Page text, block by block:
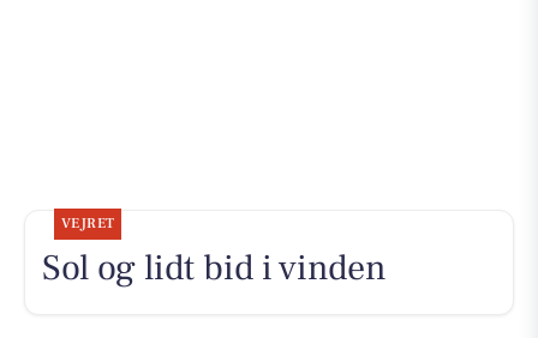
VEJRET
Sol og lidt bid i vinden